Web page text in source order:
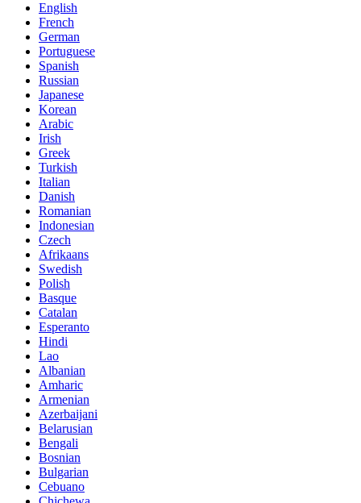
English
French
German
Portuguese
Spanish
Russian
Japanese
Korean
Arabic
Irish
Greek
Turkish
Italian
Danish
Romanian
Indonesian
Czech
Afrikaans
Swedish
Polish
Basque
Catalan
Esperanto
Hindi
Lao
Albanian
Amharic
Armenian
Azerbaijani
Belarusian
Bengali
Bosnian
Bulgarian
Cebuano